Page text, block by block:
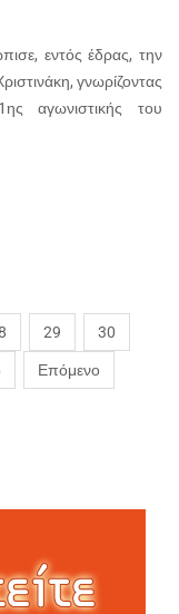
εντός έδρας, την
γνωρίζοντας
αγωνιστικής του
29 30
Επόμενο